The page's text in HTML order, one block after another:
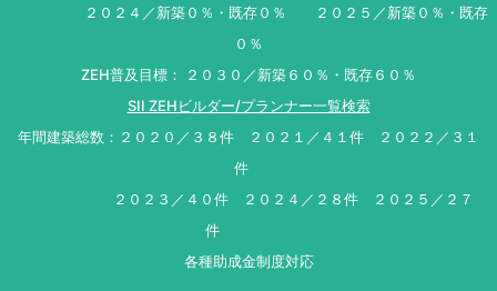
２０２４／新築０％・既存０％ ２０２５／新築０％・既存
０％
ZEH普及目標： ２０３０／新築６０％・既存６０％
SII ZEHビルダー/プランナー一覧検索
年間建築総数：２０２０／３８件 ２０２１／４１件 ２０２２／３１
件
２０２３／４０件 ２０２４／２８件 ２０２５／２７
件
各種助成金制度対応